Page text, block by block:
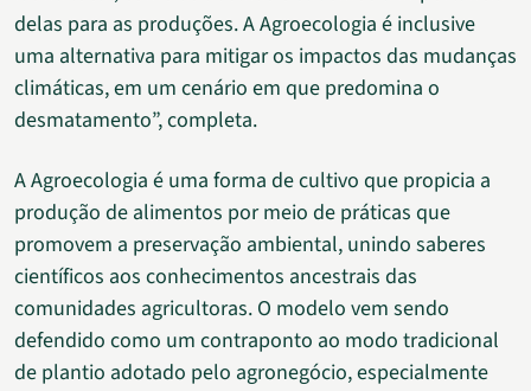
delas para as produções. A Agroecologia é inclusive
uma alternativa para mitigar os impactos das mudanças
climáticas, em um cenário em que predomina o
desmatamento”, completa.
A Agroecologia é uma forma de cultivo que propicia a
produção de alimentos por meio de práticas que
promovem a preservação ambiental, unindo saberes
científicos aos conhecimentos ancestrais das
comunidades agricultoras. O modelo vem sendo
defendido como um contraponto ao modo tradicional
de plantio adotado pelo agronegócio, especialmente